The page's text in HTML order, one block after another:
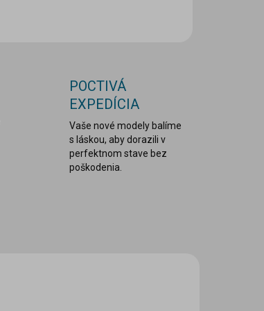
POCTIVÁ
EXPEDÍCIA
Vaše nové modely balíme
s láskou, aby dorazili v
perfektnom stave bez
poškodenia.